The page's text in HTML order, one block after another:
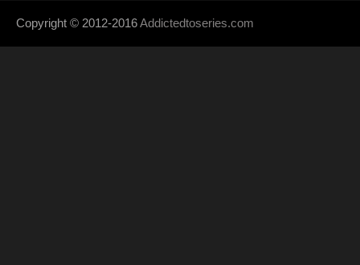
Copyright © 2012-2016Addictedtoseries.com